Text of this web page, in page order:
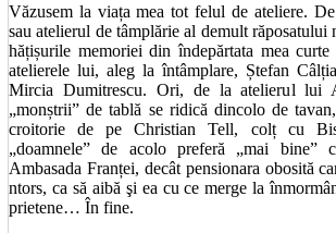
Văzusem la viața mea tot felul de ateliere.
sau atelierul de tâmplărie al demult răposatului
hățișurile memoriei din îndepărtata mea
atelierele lui, aleg la întâmplare, Ștefan
Mircia Dumitrescu. Ori, de la atelierul lui
„monștrii” de tablă se ridică dincolo de
croitorie de pe Christian Tell, colț cu
„doamnele” de acolo preferă „mai bine”
Ambasada Franței, decât pensionara obosită
ntors, ca să aibă şi ea cu ce merge la
prietene… În fine.